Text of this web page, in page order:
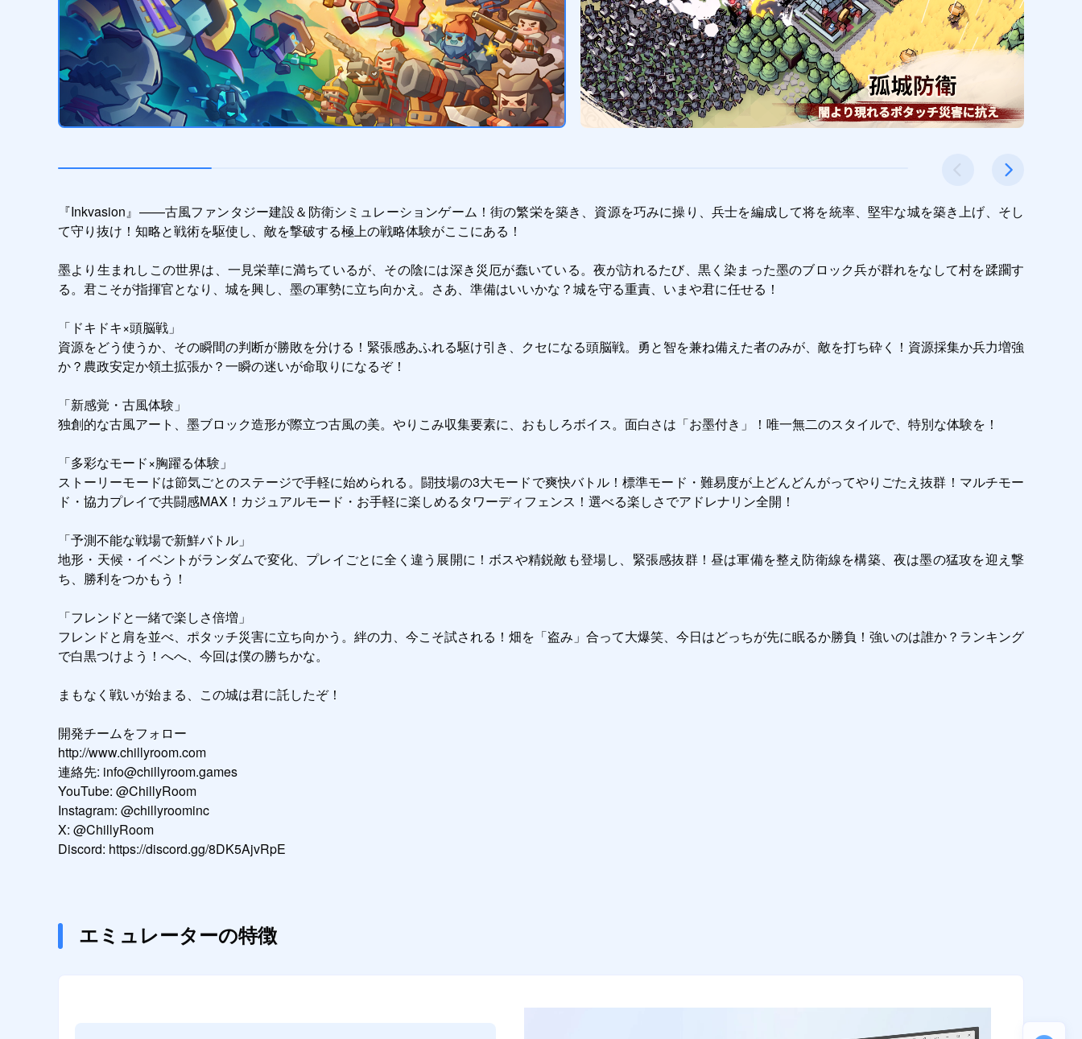
『Inkvasion』——古風ファンタジー建設＆防衛シミュレーションゲーム！街の繁栄を築き、資源を巧みに操り、兵士を編成して将を統率、堅牢な城を築き上げ、そし
て守り抜け！知略と戦術を駆使し、敵を撃破する極上の戦略体験がここにある！
墨より生まれしこの世界は、一見栄華に満ちているが、その陰には深き災厄が蠢いている。夜が訪れるたび、黒く染まった墨のブロック兵が群れをなして村を蹂躙す
る。君こそが指揮官となり、城を興し、墨の軍勢に立ち向かえ。さあ、準備はいいかな？城を守る重責、いまや君に任せる！
「ドキドキ×頭脳戦」
資源をどう使うか、その瞬間の判断が勝敗を分ける！緊張感あふれる駆け引き、クセになる頭脳戦。勇と智を兼ね備えた者のみが、敵を打ち砕く！資源採集か兵力増強
か？農政安定か領土拡張か？一瞬の迷いが命取りになるぞ！
「新感覚・古風体験」
独創的な古風アート、墨ブロック造形が際立つ古風の美。やりこみ収集要素に、おもしろボイス。面白さは「お墨付き」！唯一無二のスタイルで、特別な体験を！
「多彩なモード×胸躍る体験」
ストーリーモードは節気ごとのステージで手軽に始められる。闘技場の3大モードで爽快バトル！標準モード・難易度が上どんどんがってやりごたえ抜群！マルチモー
ド・協力プレイで共闘感MAX！カジュアルモード・お手軽に楽しめるタワーディフェンス！選べる楽しさでアドレナリン全開！
「予測不能な戦場で新鮮バトル」
地形・天候・イベントがランダムで変化、プレイごとに全く違う展開に！ボスや精鋭敵も登場し、緊張感抜群！昼は軍備を整え防衛線を構築、夜は墨の猛攻を迎え撃
ち、勝利をつかもう！
「フレンドと一緒で楽しさ倍増」
フレンドと肩を並べ、ポタッチ災害に立ち向かう。絆の力、今こそ試される！畑を「盗み」合って大爆笑、今日はどっちが先に眠るか勝負！強いのは誰か？ランキング
で白黒つけよう！へへ、今回は僕の勝ちかな。
まもなく戦いが始まる、この城は君に託したぞ！
開発チームをフォロー
http://www.chillyroom.com
連絡先: info@chillyroom.games
YouTube: @ChillyRoom
Instagram: @chillyroominc
X: @ChillyRoom
Discord: https://discord.gg/8DK5AjvRpE
エミュレーターの特徴